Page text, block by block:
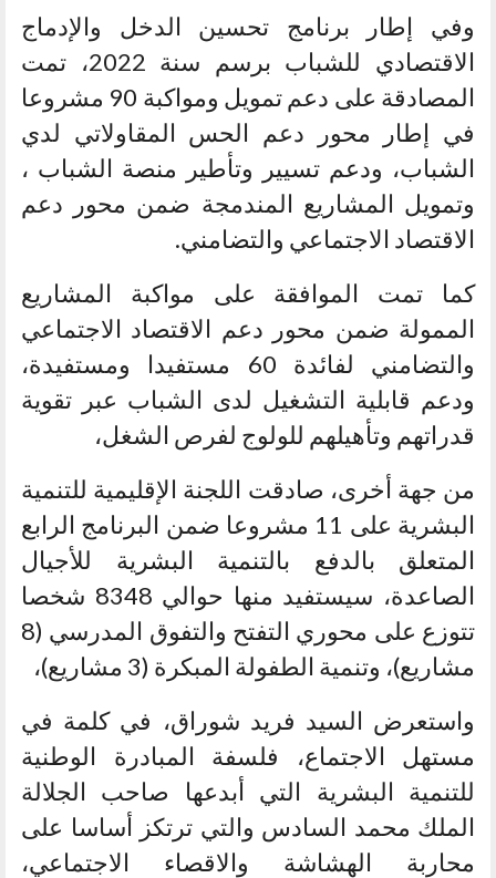
وفي إطار برنامج تحسين الدخل والإدماج
الاقتصادي للشباب برسم سنة 2022، تمت
المصادقة على دعم تمويل ومواكبة 90 مشروعا
في إطار محور دعم الحس المقاولاتي لدي
الشباب، ودعم تسيير وتأطير منصة الشباب ،
وتمويل المشاريع المندمجة ضمن محور دعم
الاقتصاد الاجتماعي والتضامني.
كما تمت الموافقة على مواكبة المشاريع
الممولة ضمن محور دعم الاقتصاد الاجتماعي
والتضامني لفائدة 60 مستفيدا ومستفيدة،
ودعم قابلية التشغيل لدى الشباب عبر تقوية
قدراتهم وتأهيلهم للولوج لفرص الشغل،
من جهة أخرى، صادقت اللجنة الإقليمية للتنمية
البشرية على 11 مشروعا ضمن البرنامج الرابع
المتعلق بالدفع بالتنمية البشرية للأجيال
الصاعدة، سيستفيد منها حوالي 8348 شخصا
تتوزع على محوري التفتح والتفوق المدرسي (8
مشاريع)، وتنمية الطفولة المبكرة (3 مشاريع)،
واستعرض السيد فريد شوراق، في كلمة في
مستهل الاجتماع، فلسفة المبادرة الوطنية
للتنمية البشرية التي أبدعها صاحب الجلالة
الملك محمد السادس والتي ترتكز أساسا على
محاربة الهشاشة والاقصاء الاجتماعي،